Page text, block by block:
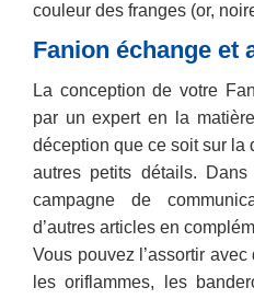
couleur des franges (or,
Fanion échange et
La conception de votre
par un expert en la
déception que ce soit sur la
autres petits détails.
campagne de
d’autres articles en
Vous pouvez l’assortir
les oriflammes, les